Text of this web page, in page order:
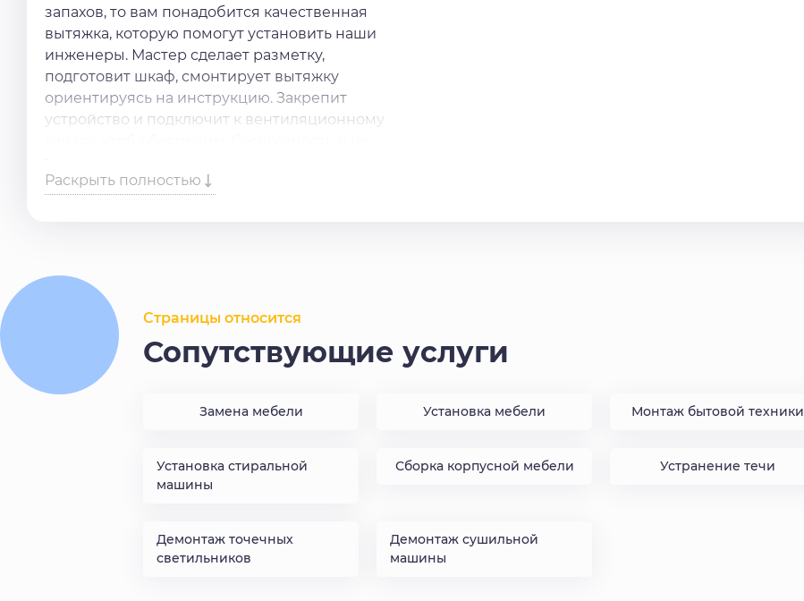
запахов, то вам понадобится качественная
вытяжка, которую помогут установить наши
инженеры. Мастер сделает разметку,
подготовит шкаф, смонтирует вытяжку
ориентируясь на инструкцию. Закрепит
устройство и подключит к вентиляционному
ухудшить работу основной вентиляции.
Подключит к электросети и проверит работу.
номеру, и наши мастера свяжутся с вами в
ближайшее время.
Раскрыть полностью
Страницы относится
Сопутствующие услуги
Замена мебели Установка мебели Монтаж бытовой техники
Установка стиральной
машины
Сборка корпусной мебели Устранение течи
Демонтаж точечных
светильников
Демонтаж сушильной
машины